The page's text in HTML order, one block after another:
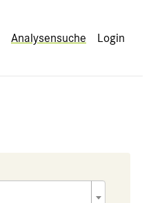
Analysensuche Login